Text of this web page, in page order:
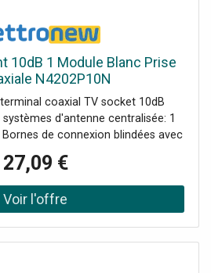
10dB 1 Module Blanc Prise
N4202P10N
coaxial TV socket 10dB
d'antenne centralisée: 1
de connexion blindées avec
de 75 impédances Supports
- LN4703 et LN4703C - LN4704 et
- LN4707 et LN4707C.
27,09 €